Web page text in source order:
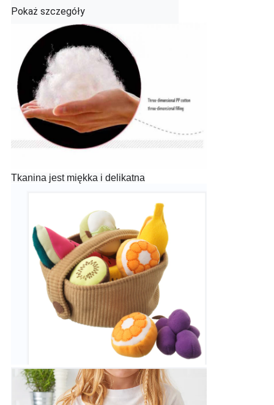
Pokaż szczegóły
Tkanina jest miękka i delikatna